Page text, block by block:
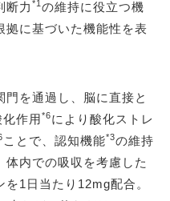
断力 *1 の維持に役立つ機
拠に基づいた機能性を表
を通過し、脳に直接と
作用*6により酸化ストレ
ことで、認知機能*3の維持
体内での吸収を考慮した
1日当たり12mg配合。